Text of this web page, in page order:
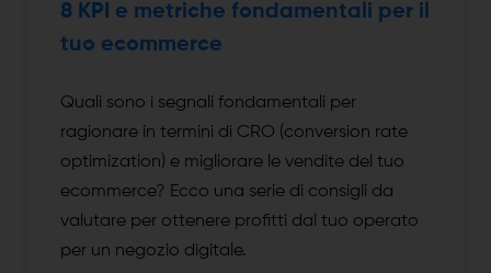
8 KPI e metriche fondamentali per il
tuo ecommerce
Quali sono i segnali fondamentali per
ragionare in termini di CRO (conversion rate
optimization) e migliorare le vendite del tuo
ecommerce? Ecco una serie di consigli da
valutare per ottenere profitti dal tuo operato
per un negozio digitale.